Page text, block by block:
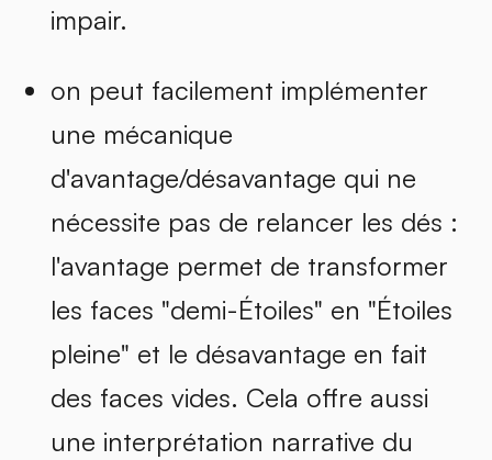
impair.
on peut facilement implémenter
une mécanique
d'avantage/désavantage qui ne
nécessite pas de relancer les dés :
l'avantage permet de transformer
les faces "demi-Étoiles" en "Étoiles
pleine" et le désavantage en fait
des faces vides. Cela offre aussi
une interprétation narrative du